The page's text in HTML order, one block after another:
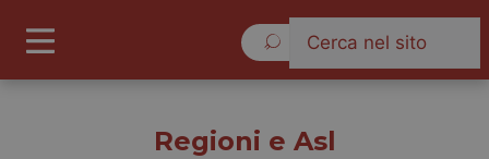
Regioni e Asl